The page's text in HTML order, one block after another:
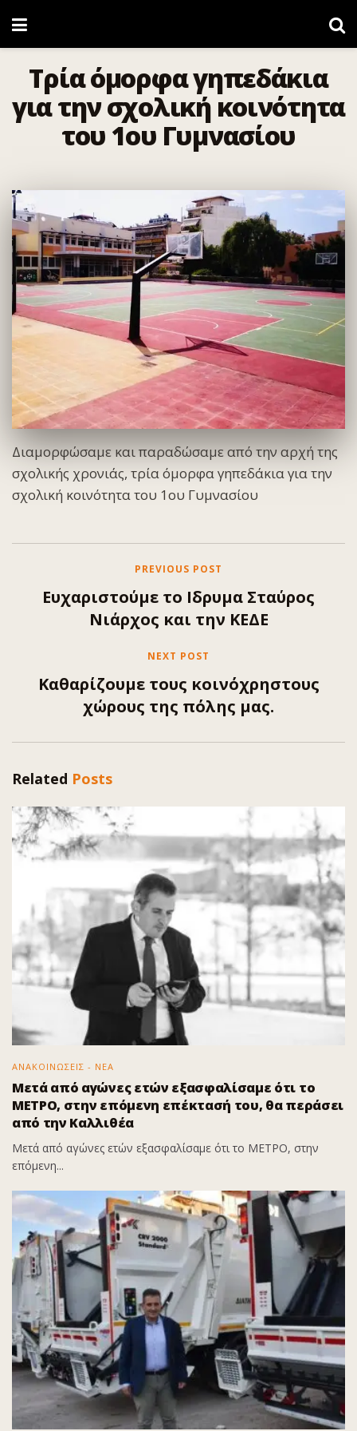
Τρία όμορφα γηπεδάκια
για την σχολική κοινότητα
του 1ου Γυμνασίου
Διαμορφώσαμε και παραδώσαμε από την αρχή της
σχολικής χρονιάς, τρία όμορφα γηπεδάκια για την
σχολική κοινότητα του 1ου Γυμνασίου
PREVIOUS POST
Ευχαριστούμε το Ιδρυμα Σταύρος
Νιάρχος και την ΚΕΔΕ
NEXT POST
Καθαρίζουμε τους κοινόχρηστους
χώρους της πόλης μας.
Related Posts
ΑΝΑΚΟΙΝΩΣΕΙΣ - ΝΕΑ
Μετά από αγώνες ετών εξασφαλίσαμε ότι το
ΜΕΤΡΟ, στην επόμενη επέκτασή του, θα περάσει
από την Καλλιθέα
Μετά από αγώνες ετών εξασφαλίσαμε ότι το ΜΕΤΡΟ, στην
επόμενη...